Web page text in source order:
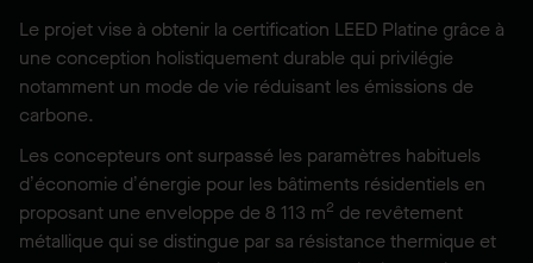
Le projet vise à obtenir la certification LEED Platine grâce à
une conception holistiquement durable qui privilégie
notamment un mode de vie réduisant les émissions de
carbone.
Les concepteurs ont surpassé les paramètres habituels
d’économie d’énergie pour les bâtiments résidentiels en
proposant une enveloppe de 8 113 m2 de revêtement
métallique qui se distingue par sa résistance thermique et